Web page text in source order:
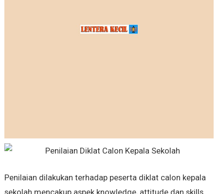
Penilaian dilakukan terhadap peserta diklat calon kepala
sekolah mencakup aspek knowledge, attitude dan skills.